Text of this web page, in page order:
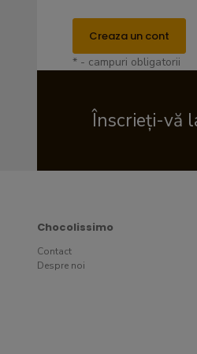
Creaza un cont
* - campuri obligatorii
Înscrieți-vă
Chocolissimo
Contact
Despre noi